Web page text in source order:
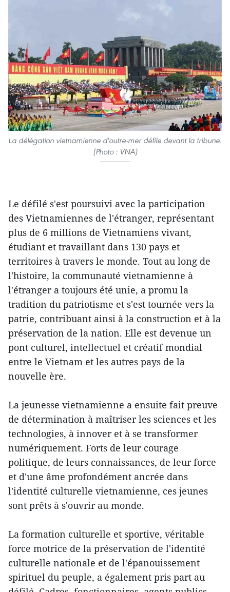
La délégation vietnamienne d'outre-mer défile devant la tribune.
(Photo : VNA)
Le défilé s'est poursuivi avec la participation
des Vietnamiennes de l'étranger, représentant
plus de 6 millions de Vietnamiens vivant,
étudiant et travaillant dans 130 pays et
territoires à travers le monde. Tout au long de
l'histoire, la communauté vietnamienne à
l'étranger a toujours été unie, a promu la
tradition du patriotisme et s'est tournée vers la
patrie, contribuant ainsi à la construction et à la
préservation de la nation. Elle est devenue un
pont culturel, intellectuel et créatif mondial
entre le Vietnam et les autres pays de la
nouvelle ère.
La jeunesse vietnamienne a ensuite fait preuve
de détermination à maîtriser les sciences et les
technologies, à innover et à se transformer
numériquement. Forts de leur courage
politique, de leurs connaissances, de leur force
et d'une âme profondément ancrée dans
l'identité culturelle vietnamienne, ces jeunes
sont prêts à s'ouvrir au monde.
La formation culturelle et sportive, véritable
force motrice de la préservation de l'identité
culturelle nationale et de l'épanouissement
spirituel du peuple, a également pris part au